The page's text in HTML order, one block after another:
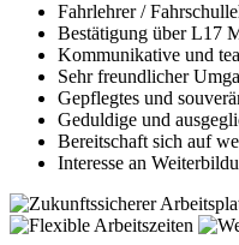
Fahrlehrer /
Bestätigung über L17
Kommunikative und
Sehr freundlicher
Gepflegtes und
Geduldige und
Bereitschaft sich auf
Interesse an